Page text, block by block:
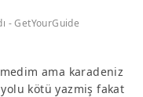
- GetYourGuide
ama karadeniz
kötü yazmiş fakat